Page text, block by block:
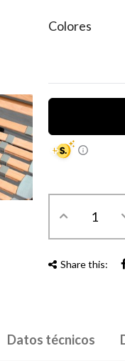
Colores
Share this:
Datos técnicos